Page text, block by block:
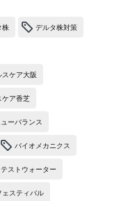
株 デルタ株対策
スケア大阪
ケア香芝
ーバランス
バイオメカニクス
ストウォーター
ェスティバル